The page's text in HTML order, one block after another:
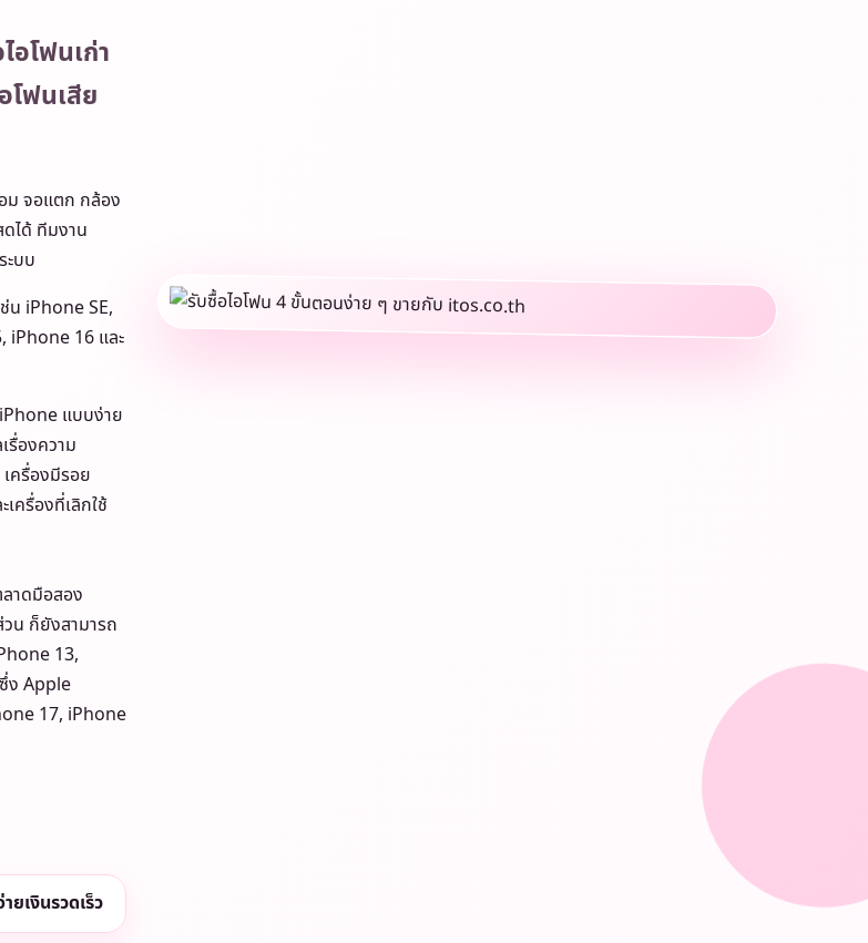
โฟนเก่า
โฟนเสีย
อม จอแตก กล้อง
ได้ ทีมงาน
ะบบ
น iPhone SE,
iPhone 16 และ
แบบง่าย
รื่องความ
ครื่องมีรอย
ครื่องที่เลิกใช้
าดมือสอง
น ก็ยังสามารถ
13,
ง Apple
17, iPhone
ายเงินรวดเร็ว